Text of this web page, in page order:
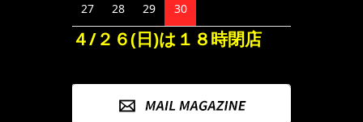
27 28 29 30
４/２６(日)は１８時閉店